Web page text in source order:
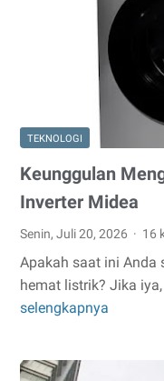
TEKNOLOGI
Keunggulan
Inverter Midea
Senin, Juli 20, 2026 16
Apakah saat ini Anda
hemat listrik? Jika
selengkapnya